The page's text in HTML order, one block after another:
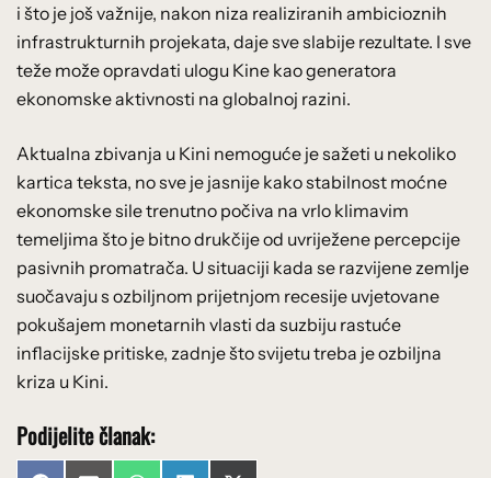
i što je još važnije, nakon niza realiziranih ambicioznih
infrastrukturnih projekata, daje sve slabije rezultate. I sve
teže može opravdati ulogu Kine kao generatora
ekonomske aktivnosti na globalnoj razini.
Aktualna zbivanja u Kini nemoguće je sažeti u nekoliko
kartica teksta, no sve je jasnije kako stabilnost moćne
ekonomske sile trenutno počiva na vrlo klimavim
temeljima što je bitno drukčije od uvriježene percepcije
pasivnih promatrača. U situaciji kada se razvijene zemlje
suočavaju s ozbiljnom prijetnjom recesije uvjetovane
pokušajem monetarnih vlasti da suzbiju rastuće
inflacijske pritiske, zadnje što svijetu treba je ozbiljna
kriza u Kini.
Podijelite članak: